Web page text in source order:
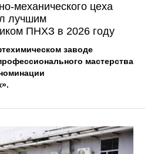
механического цеха
лучшим
ПНХЗ в 2026 году
заводе
мастерства